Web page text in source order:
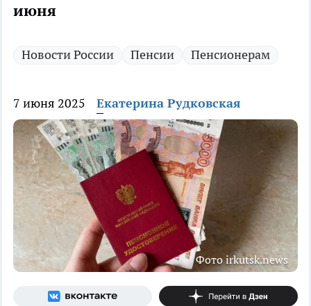
июня
Новости России Пенсии Пенсионерам
7 июня 2025 Екатерина Рудковская
Фото irkutsk.news